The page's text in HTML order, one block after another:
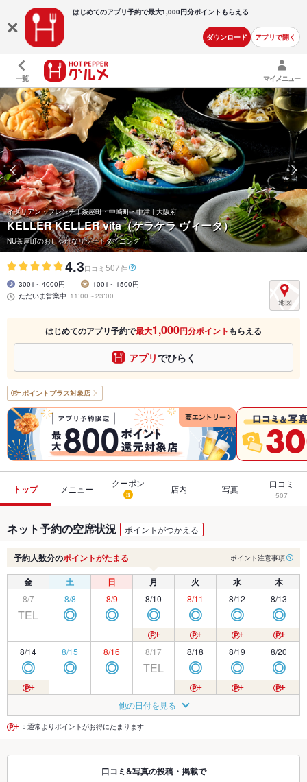
はじめてのアプリ予約で最大1,000円分ポイントもらえる
ダウンロード アプリで開く
一覧 マイメニュー
イタリアン・フレンチ | 茶屋町・中崎町・中津 | 大阪府
KELLER KELLER vita（ケラケラ ヴィータ）
NU茶屋町のおしゃれなリゾートダイニング
4.3口コミ 507件
3001～4000円
1001～1500円
ただいま営業中 11:00～23:00
はじめてのアプリ予約で最大1,000円分ポイント もらえる
アプリでひらく
ポイントプラス対象店
トップ メニュー
クーポン
3 店内 写真 口コミ
507
ネット予約の空席状況 ポイントがつかえる
予約人数分のポイントがたまる ポイント注意事項
金 土 日 月 火 水 木
8/7
TEL
8/8
◎
8/9
◎
8/10
◎
8/11
◎
8/12
◎
8/13
◎
8/14
◎
8/15
◎
8/16
◎
8/17
TEL
8/18
◎
8/19
◎
8/20
◎
◎ ◎
8/23
◎
8/24
◎
8/25
◎ ◎ ◎
8/28 8/29 8/30
◎
8/31
◎
9/1
◎
9/2 9/3
他の日付を見る
：通常よりポイントがお得にたまります
口コミ&写真の投稿・掲載で